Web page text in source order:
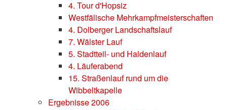
4. Tour d'Hopsiz
Westfälische Mehrkampfmeisterschaften
4. Dolberger Landschaftslauf
7. Wälster Lauf
5. Stadtteil- und Haldenlauf
4. Läuferabend
15. Straßenlauf rund um die
Wibbeltkapelle
Ergebnisse 2006